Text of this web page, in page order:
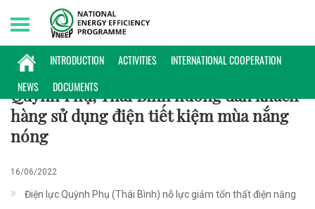
INTRODUCTION ACTIVITIES
INTERNATIONAL COOPERATION
NEWS
DOCUMENTS
Friday, 07/08/2026 | 12:34 GMT+7
HOẠT ĐỘNG
Quỳnh Phụ, Thái Bình hướng dẫn khách
hàng sử dụng điện tiết kiệm mùa nắng
nóng
16/06/2022
Điện lực Quỳnh Phụ (Thái Bình) nỗ lực giảm tổn thất điện năng